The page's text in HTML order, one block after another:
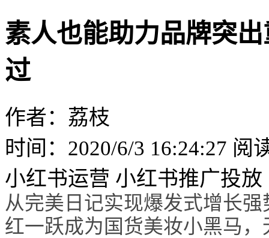
素人也能助力品牌突
过
作者：荔枝
时间：2020/6/3 16:24:27 阅
小红书运营 小红书推广投放
从完美日记实现爆发式增长
红一跃成为国货美妆小黑马